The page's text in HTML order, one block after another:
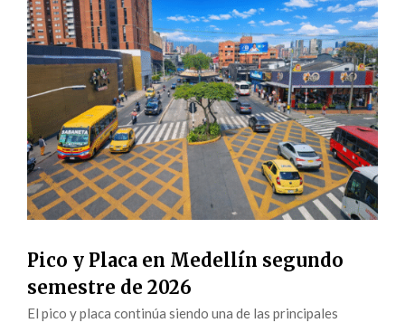
Pico y Placa en Medellín segundo
semestre de 2026
El pico y placa continúa siendo una de las principales